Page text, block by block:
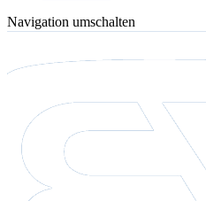
Navigation umschalten